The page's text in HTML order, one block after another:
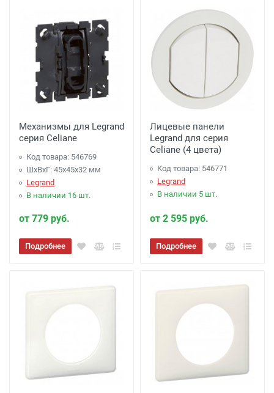
Механизмы для Legrand
серия Celiane
Код товара: 546769
ШхВхГ: 45x45x32 мм
Legrand
В наличии 16 шт.
от 779 руб.
Подробнее
Лицевые панели
Legrand для серия
Celiane (4 цвета)
Код товара: 546771
Legrand
В наличии 5 шт.
от 2 595 руб.
Подробнее